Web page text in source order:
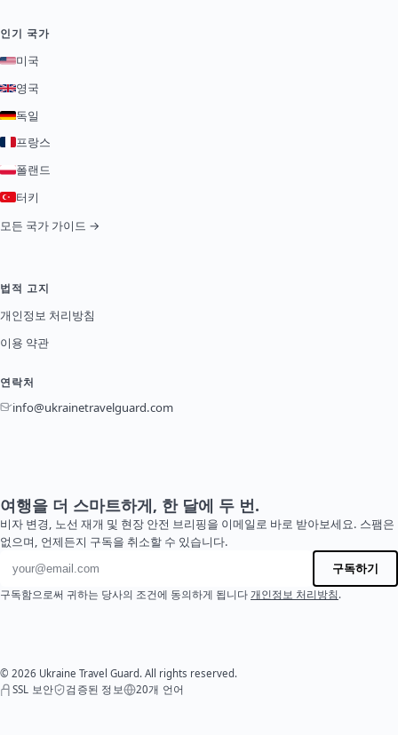
인기 국가
미국
영국
독일
프랑스
폴랜드
터키
모든 국가 가이드 →
법적 고지
개인정보 처리방침
이용 약관
연락처
info@ukrainetravelguard.com
여행을 더 스마트하게, 한 달에 두 번.
비자 변경, 노선 재개 및 현장 안전 브리핑을 이메일로 바로 받아보세요. 스팸은
없으며, 언제든지 구독을 취소할 수 있습니다.
이메일 주소
구독하기
구독함으로써 귀하는 당사의 조건에 동의하게 됩니다 개인정보 처리방침.
© 2026 Ukraine Travel Guard. All rights reserved.
SSL 보안
검증된 정보 20개 언어